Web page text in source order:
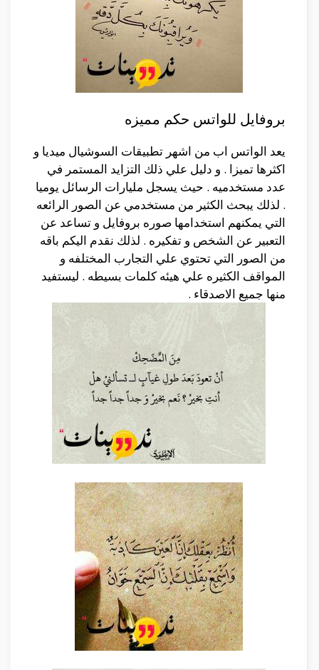
بروفايل للواتس حكم مميزه
يعد الواتس اب من اشهر تطبيقات السوشيال ميديا و
اكثرها تميزا . و دليل علي ذلك التزايد المستمر في
عدد مستخدميه . حيث يسجل مليارات الرسائل يوميا
. لذلك يبحث الكثير من مستخدمي عن الصور الرائعه
التي يمكنهم استخدامها صوره بروفايل و تساعد عن
التعبير عن الشخص و تفكيره . لذلك نقدم اليكم باقه
من الصور التي تحتوي علي التجارب المختلفه و
المواقف الكثيره علي هيئه كلمات بسيطه . ليستفيد
منها جميع الاصدقاء .